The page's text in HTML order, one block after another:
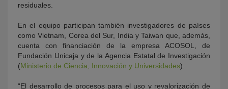
residuales.
En el equipo participan también investigadores de países
como Vietnam, Corea del Sur, India y Taiwan que, además,
cuenta con financiación de la empresa ACOSOL, de
Fundación Unicaja y de la Agencia Estatal de Investigación
(Ministerio de Ciencia, Innovación y Universidades).
“El desarrollo de procesos para el uso y revalorización de